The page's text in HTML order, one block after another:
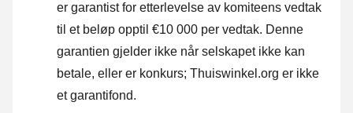
er garantist for etterlevelse av komiteens vedtak
til et beløp opptil €10 000 per vedtak. Denne
garantien gjelder ikke når selskapet ikke kan
betale, eller er konkurs; Thuiswinkel.org er ikke
et garantifond.